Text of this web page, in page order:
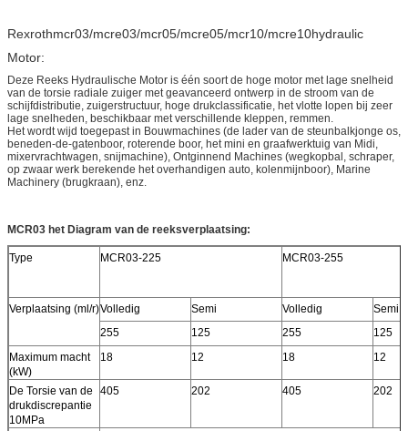
Rexrothmcr03/mcre03/mcr05/mcre05/mcr10/mcre10hydraulic
Motor:
Deze Reeks Hydraulische Motor is één soort de hoge motor met lage snelheid
van de torsie radiale zuiger met geavanceerd ontwerp in de stroom van de
schijfdistributie, zuigerstructuur, hoge drukclassificatie, het vlotte lopen bij zeer
lage snelheden, beschikbaar met verschillende kleppen, remmen.
Het wordt wijd toegepast in Bouwmachines (de lader van de steunbalkjonge os,
beneden-de-gatenboor, roterende boor, het mini en graafwerktuig van Midi,
mixervrachtwagen, snijmachine), Ontginnend Machines (wegkopbal, schraper,
op zwaar werk berekende het overhandigen auto, kolenmijnboor), Marine
Machinery (brugkraan), enz.
MCR03 het Diagram van de reeksverplaatsing:
Type MCR03-225 MCR03-255
Verplaatsing (ml/r)Volledig Semi Volledig
Semi
255
125 255
125
Maximum macht
(kW)
18 12 18 12
De Torsie van de
drukdiscrepantie
10MPa
405 202 405 202